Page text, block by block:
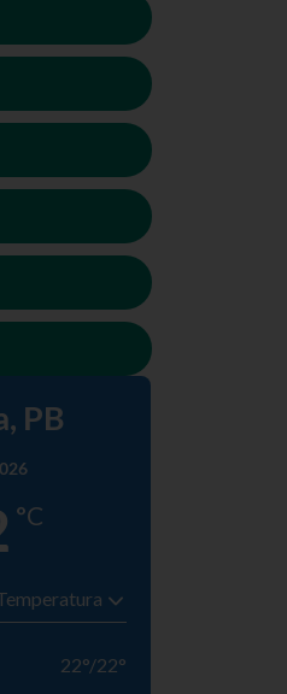
PB
°C
22°/22°